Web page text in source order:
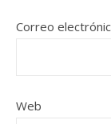
Correo
Web